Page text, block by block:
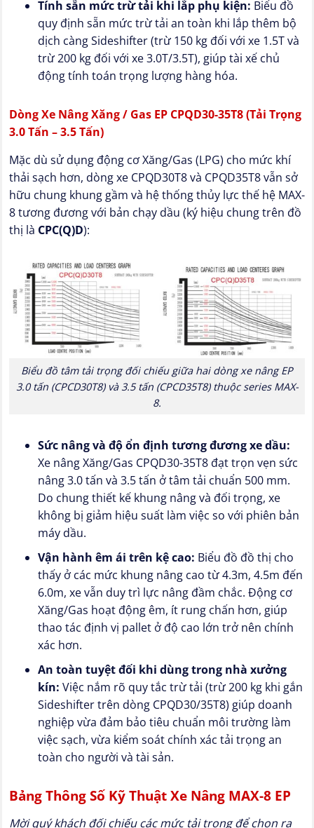
Tính sẵn mức trừ tải khi lắp phụ kiện: Biểu đồ
quy định sẵn mức trừ tải an toàn khi lắp thêm bộ
dịch càng Sideshifter (trừ 150 kg đối với xe 1.5T và
trừ 200 kg đối với xe 3.0T/3.5T), giúp tài xế chủ
động tính toán trọng lượng hàng hóa.
Dòng Xe Nâng Xăng / Gas EP CPQD30-35T8 (Tải Trọng
3.0 Tấn – 3.5 Tấn)
Mặc dù sử dụng động cơ Xăng/Gas (LPG) cho mức khí
thải sạch hơn, dòng xe CPQD30T8 và CPQD35T8 vẫn sở
hữu chung khung gầm và hệ thống thủy lực thế hệ MAX-
8 tương đương với bản chạy dầu (ký hiệu chung trên đồ
thị là CPC(Q)D):
Biểu đồ tâm tải trọng đối chiếu giữa hai dòng xe nâng EP
3.0 tấn (CPCD30T8) và 3.5 tấn (CPCD35T8) thuộc series MAX-
8.
Sức nâng và độ ổn định tương đương xe dầu:
Xe nâng Xăng/Gas CPQD30-35T8 đạt trọn vẹn sức
nâng 3.0 tấn và 3.5 tấn ở tâm tải chuẩn 500 mm.
Do chung thiết kế khung nâng và đối trọng, xe
không bị giảm hiệu suất làm việc so với phiên bản
máy dầu.
Vận hành êm ái trên kệ cao: Biểu đồ đồ thị cho
thấy ở các mức khung nâng cao từ 4.3m, 4.5m đến
6.0m, xe vẫn duy trì lực nâng đầm chắc. Động cơ
Xăng/Gas hoạt động êm, ít rung chấn hơn, giúp
thao tác định vị pallet ở độ cao lớn trở nên chính
xác hơn.
An toàn tuyệt đối khi dùng trong nhà xưởng
kín: Việc nắm rõ quy tắc trừ tải (trừ 200 kg khi gắn
Sideshifter trên dòng CPQD30/35T8) giúp doanh
nghiệp vừa đảm bảo tiêu chuẩn môi trường làm
việc sạch, vừa kiểm soát chính xác tải trọng an
toàn cho người và tài sản.
Bảng Thông Số Kỹ Thuật Xe Nâng MAX-8 EP
Mời quý khách đối chiếu các mức tải trọng để chọn ra